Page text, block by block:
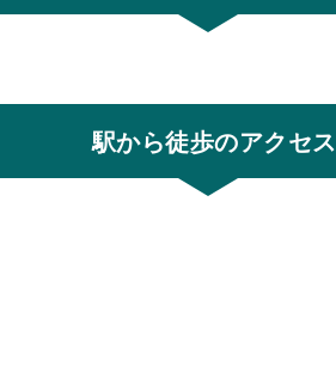
駅から徒歩のアクセス